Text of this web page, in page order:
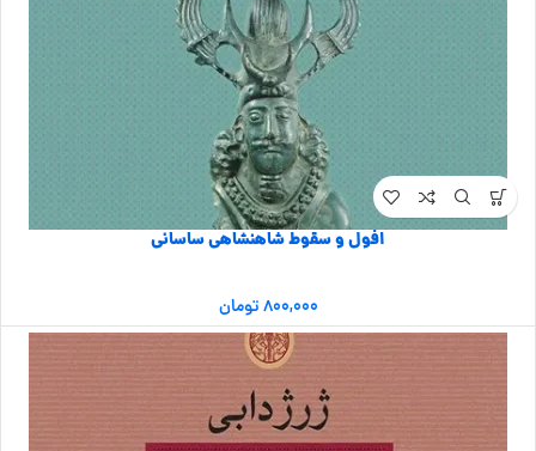
افول و سقوط شاهنشاهی ساسانی
۸۰۰,۰۰۰تومان